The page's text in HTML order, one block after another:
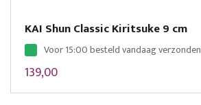
KAI Shun Classic Kiritsuke 9 cm
Voor 15:00 besteld vandaag verzonden
139,00